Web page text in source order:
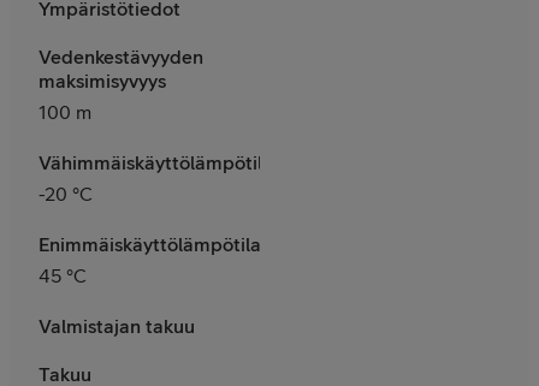
Ympäristötiedot
Vedenkestävyyden
maksimisyvyys
100 m
Vähimmäiskäyttölämpötila
-20 °C
Enimmäiskäyttölämpötila
45 °C
Valmistajan takuu
Takuu